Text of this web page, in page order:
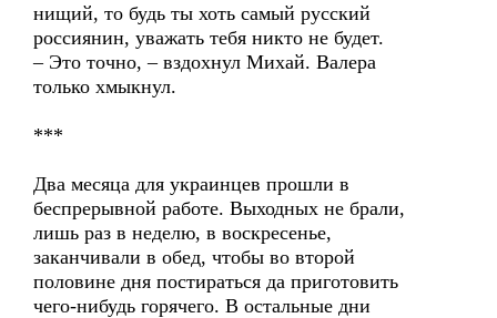
нищий, то будь ты хоть самый русский
россиянин, уважать тебя никто не будет.
– Это точно, – вздохнул Михай. Валера
только хмыкнул.
***
Два месяца для украинцев прошли в
беспрерывной работе. Выходных не брали,
лишь раз в неделю, в воскресенье,
заканчивали в обед, чтобы во второй
половине дня постираться да приготовить
чего-нибудь горячего. В остальные дни